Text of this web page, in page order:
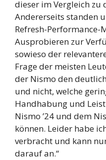
dieser im Vergleich zu
Andererseits standen
Refresh-Performance-
Ausprobieren zur
sowieso der
Frage der meisten
der Nismo den
und nicht, welche
Handhabung und
Nismo ’24 und dem
können. Leider habe
verbracht und kann
darauf an.“